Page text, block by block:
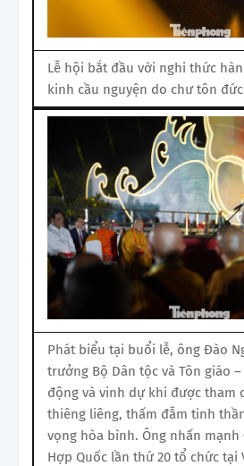
Lễ hội bắt đầu với nghi thức
kinh cầu nguyện do chư tôn
Phát biểu tại buổi lễ, ông Đào
trưởng Bộ Dân tộc và Tôn giáo
động và vinh dự khi được tham
thiêng liêng, thấm đẫm tinh
vọng hòa bình. Ông nhấn mạnh
Hợp Quốc lần thứ 20 tổ chức tại